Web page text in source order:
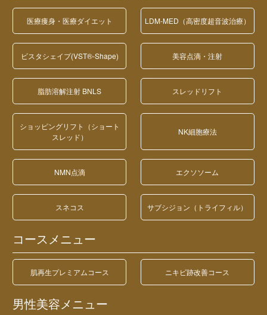
医療痩身・医療ダイエット LDM-MED（高密度超音波治療）
ビスタシェイプ(VST®-Shape) 美容点滴・注射
脂肪溶解注射 BNLS スレッドリフト
ショッピングリフト（ショート
スレッド）
NK細胞療法
NMN点滴 エクソソーム
スネコス サブシジョン（トライフィル）
コースメニュー
肌再生プレミアムコース ニキビ跡改善コース
男性美容メニュー